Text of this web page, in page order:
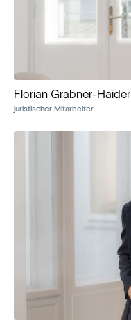
Florian Grabner-Haider
juristischer Mitarbeiter